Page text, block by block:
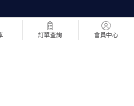
訂單查詢 會員中心